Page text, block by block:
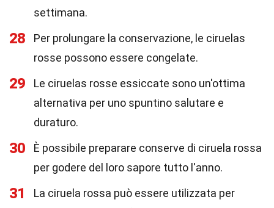
settimana.
28
Per prolungare la conservazione, le ciruelas
rosse possono essere congelate.
29
Le ciruelas rosse essiccate sono un'ottima
alternativa per uno spuntino salutare e
duraturo.
30
È possibile preparare conserve di ciruela rossa
per godere del loro sapore tutto l'anno.
31
La ciruela rossa può essere utilizzata per